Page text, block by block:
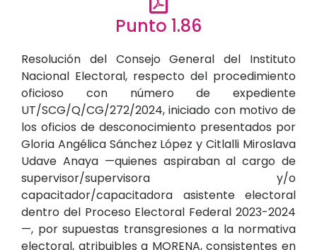
Punto 1.86
Resolución del Consejo General del Instituto
Nacional Electoral, respecto del procedimiento
oficioso con número de expediente
UT/SCG/Q/CG/272/2024, iniciado con motivo de
los oficios de desconocimiento presentados por
Gloria Angélica Sánchez López y Citlalli Miroslava
Udave Anaya —quienes aspiraban al cargo de
supervisor/supervisora y/o
capacitador/capacitadora asistente electoral
dentro del Proceso Electoral Federal 2023-2024
—, por supuestas transgresiones a la normativa
electoral, atribuibles a MORENA, consistentes en